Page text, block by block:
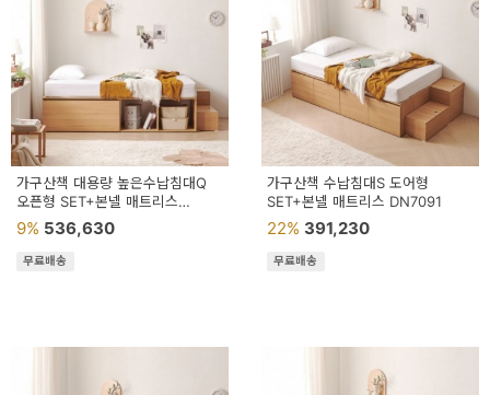
자
이
크
타
일
기
획
N
가구산책 대용량 높은수납침대Q
오픈형 SET+본넬 매트리스
DN7061
9% 536,630
무료배송
가구산책 수납침대S 도어형
SET+본넬 매트리스 DN7091
22% 391,230
무료배송